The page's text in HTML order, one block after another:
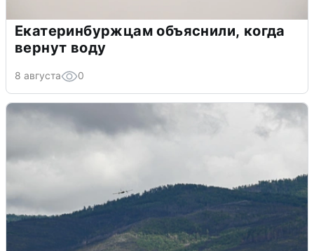
Екатеринбуржцам объяснили, когда
вернут воду
8 августа 0